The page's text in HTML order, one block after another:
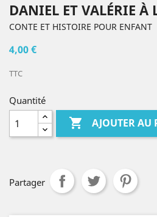
DANIEL ET VALÉRIE À
CONTE ET HISTOIRE POUR ENFANT
4,00 €
TTC
Quantité
 AJOUTER AU
Partager